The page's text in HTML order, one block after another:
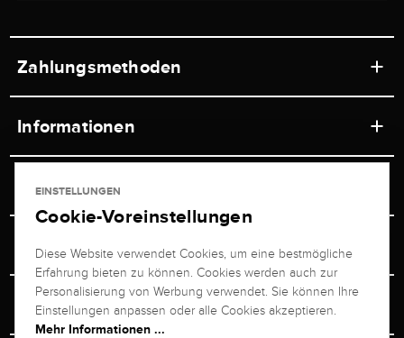
Zahlungsmethoden
Informationen
Ladengeschäft
Versand & Zahlung
Ratgeber
Service
Newsletterabmeldung
Retouren-Service
Juwelier Brogle
Über uns
Unternehmen
Persönlicher Berater
EINSTELLUNGEN
Cookie-Voreinstellungen
Diese Website verwendet Cookies, um eine bestmögliche
Erfahrung bieten zu können. Cookies werden auch zur
Personalisierung von Werbung verwendet. Sie können Ihre
Einstellungen anpassen oder alle Cookies akzeptieren.
Mehr Informationen ...